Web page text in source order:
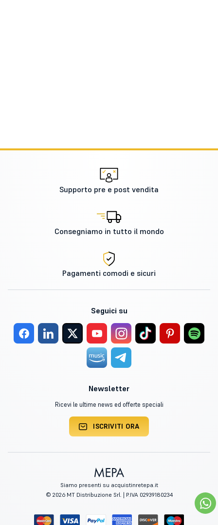
Supporto pre e post vendita
Consegniamo in tutto il mondo
Pagamenti comodi e sicuri
Seguici su
Newsletter
Ricevi le ultime news ed offerte speciali
ISCRIVITI ORA
© 2026 MT Distribuzione Srl. | P.IVA 02939180234
Siamo presenti su acquistinretepa.it